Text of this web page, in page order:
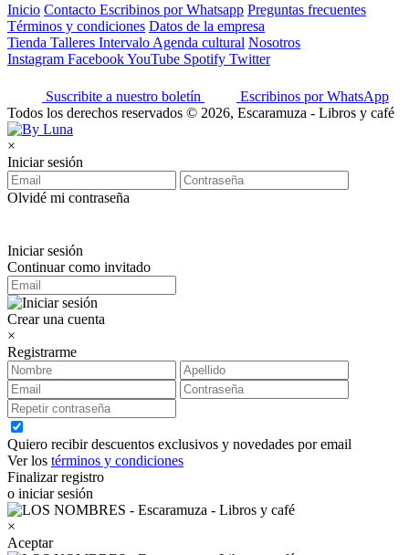
Inicio Contacto Escribinos por Whatsapp Preguntas frecuentes
Términos y condiciones Datos de la empresa
Tienda Talleres Intervalo Agenda cultural Nosotros
Instagram FacebookYouTube Spotify Twitter
Suscribite a nuestro boletín
Escribinos por WhatsApp
Todos los derechos reservados © 2026, Escaramuza - Libros y café
×
Iniciar sesión
Olvidé mi contraseña
Iniciar sesión
Continuar como invitado
Crear una cuenta
×
Registrarme
Quiero recibir descuentos exclusivos y novedades por email
Ver los términos y condiciones
Finalizar registro
o iniciar sesión
×
Aceptar